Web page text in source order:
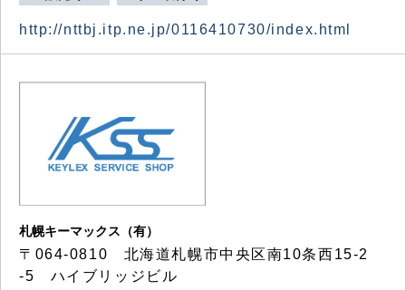
http://nttbj.itp.ne.jp/0116410730/index.html
札幌キーマックス（有）
〒064-0810 北海道札幌市中央区南10条西15-2
-5 ハイブリッジビル